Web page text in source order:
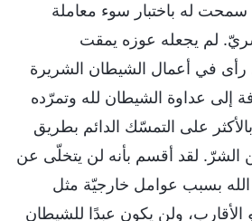
له باختبار سوء معاملة
لم يجعله عوزه يمقت
رأى في أعمال الشيطان الشريرة
إلى عداوة الشيطان لله وتمرّده
على التمسّك الدائم بطريق
الشرّ. لقد أقسم بأنه لن يتخلّى عن
بسبب عوامل خارجيّة مثل
الأقارب، ولن يكون عبدًا للشيطان